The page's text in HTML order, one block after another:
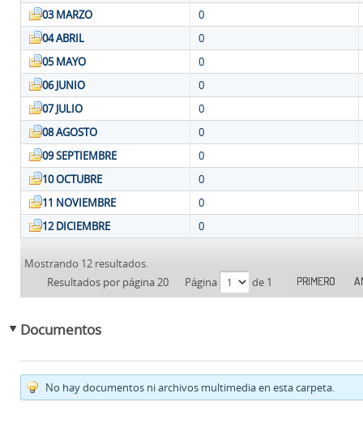
03 MARZO
0
04 ABRIL
0
05 MAYO
0
06 JUNIO
0
07 JULIO
0
08 AGOSTO
0
09 SEPTIEMBRE
0
10 OCTUBRE
0
11 NOVIEMBRE
0
12 DICIEMBRE
0
Mostrando 12 resultados.
Resultados por página 20
Página de 1 PRIMERO
Documentos
No hay documentos ni archivos multimedia en esta carpeta.